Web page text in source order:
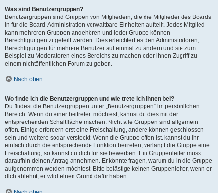
Was sind Benutzergruppen?
Benutzergruppen sind Gruppen von Mitgliedern, die die Mitglieder des Boards
in für die Board-Administration verwaltbare Einheiten aufteilt. Jedes Mitglied
kann mehreren Gruppen angehören und jeder Gruppe können
Berechtigungen zugeteilt werden. Dies erleichtert es den Administratoren,
Berechtigungen für mehrere Benutzer auf einmal zu ändern und sie zum
Beispiel zu Moderatoren eines Bereichs zu machen oder ihnen Zugriff zu
einem nichtöffentlichen Forum zu geben.
Nach oben
Wo finde ich die Benutzergruppen und wie trete ich ihnen bei?
Du findest die Benutzergruppen unter „Benutzergruppen“ im persönlichen
Bereich. Wenn du einer beitreten möchtest, kannst du dies mit der
entsprechenden Schaltfläche machen. Nicht alle Gruppen sind allgemein
offen. Einige erfordern erst eine Freischaltung, andere können geschlossen
sein und weitere sogar versteckt. Wenn die Gruppe offen ist, kannst du ihr
einfach durch die entsprechende Funktion beitreten; verlangt die Gruppe eine
Freischaltung, so kannst du dich für sie bewerben. Ein Gruppenleiter muss
daraufhin deinen Antrag annehmen. Er könnte fragen, warum du in die Gruppe
aufgenommen werden möchtest. Bitte belästige keinen Gruppenleiter, wenn er
dich ablehnt, er wird einen Grund dafür haben.